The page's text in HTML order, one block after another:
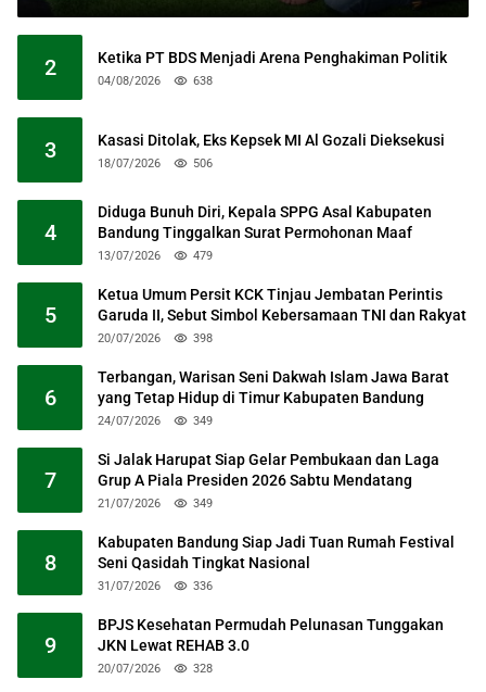
2 Ketika PT BDS Menjadi Arena Penghakiman Politik
04/08/2026 638
3 Kasasi Ditolak, Eks Kepsek MI Al Gozali Dieksekusi
18/07/2026 506
4
Diduga Bunuh Diri, Kepala SPPG Asal Kabupaten
Bandung Tinggalkan Surat Permohonan Maaf
13/07/2026 479
5
Ketua Umum Persit KCK Tinjau Jembatan Perintis
Garuda II, Sebut Simbol Kebersamaan TNI dan Rakyat
20/07/2026 398
6
Terbangan, Warisan Seni Dakwah Islam Jawa Barat
yang Tetap Hidup di Timur Kabupaten Bandung
24/07/2026 349
7
Si Jalak Harupat Siap Gelar Pembukaan dan Laga
Grup A Piala Presiden 2026 Sabtu Mendatang
21/07/2026 349
8
Kabupaten Bandung Siap Jadi Tuan Rumah Festival
Seni Qasidah Tingkat Nasional
31/07/2026 336
9
BPJS Kesehatan Permudah Pelunasan Tunggakan
JKN Lewat REHAB 3.0
20/07/2026 328